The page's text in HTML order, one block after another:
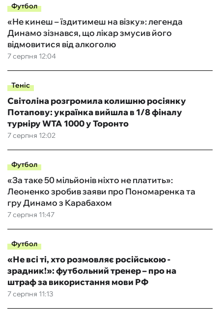
Футбол
7 серпня 12:04
«Не кинеш – їздитимеш на візку»: легенда
Динамо зізнався, що лікар змусив його
відмовитися від алкоголю
Теніс
7 серпня 12:02
Світоліна розгромила колишню росіянку
Потапову: українка вийшла в 1/8 фіналу
турніру WTA 1000 у Торонто
Футбол
7 серпня 11:47
«За таке 50 мільйонів ніхто не платить»:
Леоненко зробив заяви про Пономаренка та
гру Динамо з Карабахом
Футбол
7 серпня 11:13
«Не всі ті, хто розмовляє російською -
зрадник!»: футбольний тренер – про на
штраф за використання мови РФ